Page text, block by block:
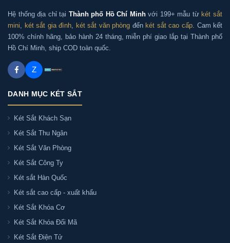
Hệ thống địa chỉ tại Thành phố Hồ Chí Minhvới 199+ mẫu từ két sắt
mini, két sắt gia đình, két sắt văn phòng đến két sắt cao cấp. Cam kết
100% chính hãng, bảo hành 24 tháng, miễn phí giao lắp tại Thành phố
Hồ Chí Minh, ship COD toàn quốc.
Z
DANH MỤC KÉT SẮT
Két Sắt Khách Sạn
Két Sắt Thu Ngân
Két Sắt Văn Phòng
Két Sắt Công Ty
Két sắt Hàn Quốc
Két sắt cao cấp - xuất khẩu
Két Sắt Khóa Cơ
Két Sắt Khóa Đổi Mã
Két Sắt Điện Tử